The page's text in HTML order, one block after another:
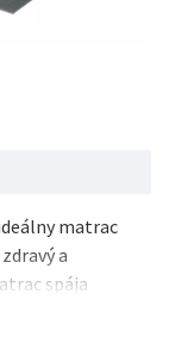
matrac
a
spája